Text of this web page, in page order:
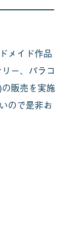
メイド作品
ー、パラコ
販売を実施
ので是非お